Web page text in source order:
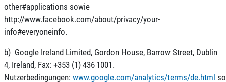
other#applications sowie
http://www.facebook.com/about/privacy/your-
info#everyoneinfo.
b) Google Ireland Limited, Gordon House, Barrow Street, Dublin
4, Ireland, Fax: +353 (1) 436 1001.
Nutzerbedingungen: www.google.com/analytics/terms/de.html